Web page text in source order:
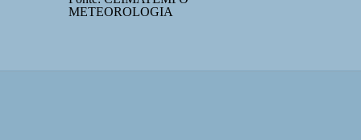
METEOROLOGIA